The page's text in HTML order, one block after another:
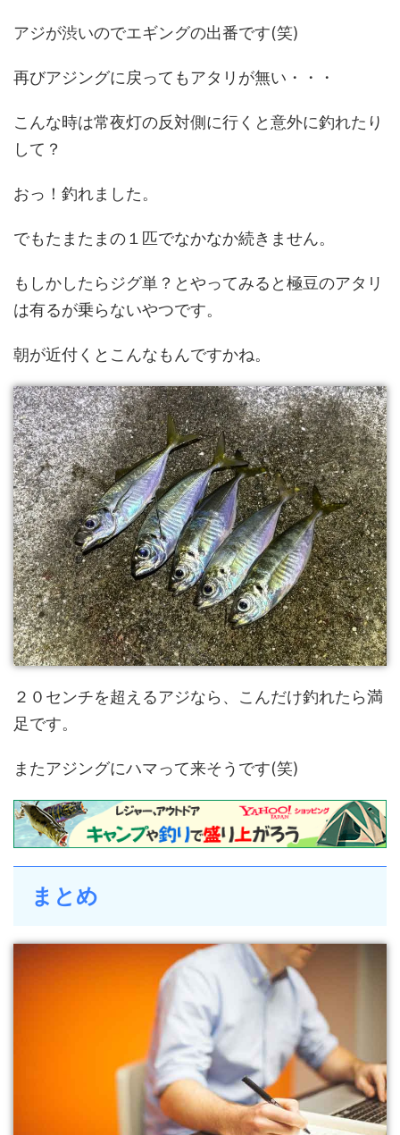
アジが渋いのでエギングの出番です(笑)
再びアジングに戻ってもアタリが無い・・・
こんな時は常夜灯の反対側に行くと意外に釣れたり
して？
おっ！釣れました。
でもたまたまの１匹でなかなか続きません。
もしかしたらジグ単？とやってみると極豆のアタリ
は有るが乗らないやつです。
朝が近付くとこんなもんですかね。
２０センチを超えるアジなら、こんだけ釣れたら満
足です。
またアジングにハマって来そうです(笑)
まとめ